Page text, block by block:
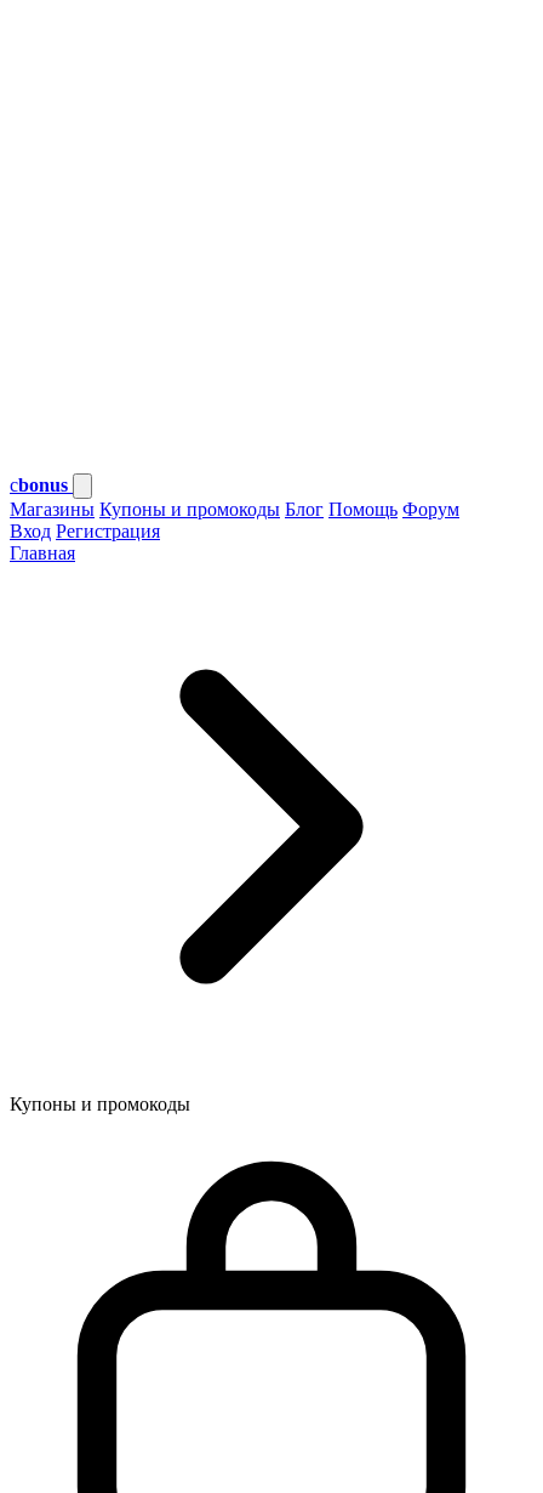
cbonus
Магазины Купоны и промокоды Блог Помощь Форум
Вход Регистрация
Главная
Купоны и промокоды